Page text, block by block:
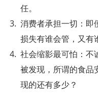
任。
消费者承担一切：即
损失有谁会管，又有
社会缩影最可怕：不
被发现，所谓的食品
现的还有多少？